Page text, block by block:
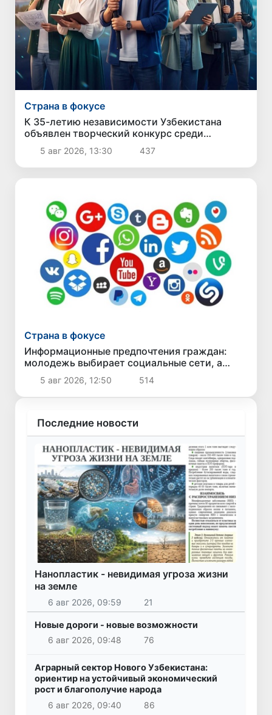
Страна в фокусе
К 35-летию независимости Узбекистана
объявлен творческий конкурс среди
молодежи
5 авг 2026, 13:30 437
Страна в фокусе
Информационные предпочтения граждан:
молодежь выбирает социальные сети, а
старшее поколение - телевидение
5 авг 2026, 12:50 514
Последние новости
Нанопластик - невидимая угроза жизни
на земле
6 авг 2026, 09:59 21
Новые дороги - новые возможности
6 авг 2026, 09:48
76
Аграрный сектор Нового Узбекистана:
ориентир на устойчивый экономический
рост и благополучие народа
6 авг 2026, 09:40
86